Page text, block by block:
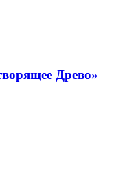
Древо»